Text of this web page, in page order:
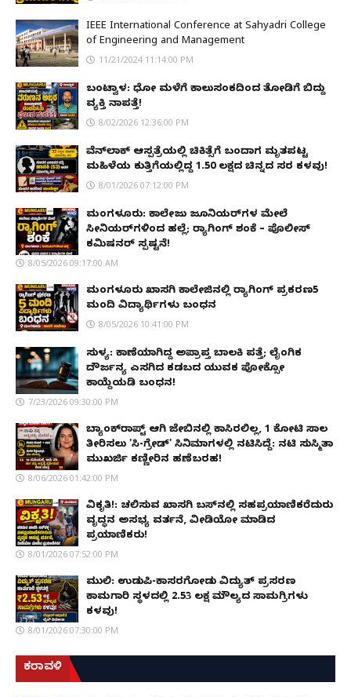
IEEE International Conference at Sahyadri College
of Engineering and Management
11/21/2024 11:14:00 PM
ಬಂಟ್ವಾಳ: ಧೋ ಮಳೆಗೆ ಕಾಲುಸಂಕದಿಂದ ತೋಡಿಗೆ ಬಿದ್ದು
ವ್ಯಕ್ತಿ ನಾಪತ್ತೆ!
8/02/2026 12:36:00 PM
ವೆನ್‌ಲಾಕ್ ಆಸ್ಪತ್ರೆಯಲ್ಲಿ ಚಿಕಿತ್ಸೆಗೆ ಬಂದಾಗ ಮೃತಪಟ್ಟ
ಮಹಿಳೆಯ ಕುತ್ತಿಗೆಯಲ್ಲಿದ್ದ ₹1.50 ಲಕ್ಷದ ಚಿನ್ನದ ಸರ ಕಳವು!
8/01/2026 07:12:00 PM
ಮಂಗಳೂರು: ಕಾಲೇಜು ಜೂನಿಯರ್‌ಗಳ ಮೇಲೆ
ಸೀನಿಯರ್‌ಗಳಿಂದ ಹಲ್ಲೆ; ರ‌್ಯಾಗಿಂಗ್ ಶಂಕೆ – ಪೊಲೀಸ್
ಕಮಿಷನರ್ ಸ್ಪಷ್ಟನೆ!
8/05/2026 09:17:00 AM
ಮಂಗಳೂರು ಖಾಸಗಿ ಕಾಲೇಜಿನಲ್ಲಿ ರ‌್ಯಾಗಿಂಗ್ ಪ್ರಕರಣ5
ಮಂದಿ ವಿದ್ಯಾರ್ಥಿಗಳು ಬಂಧನ
8/05/2026 10:41:00 PM
ಸುಳ್ಯ: ಕಾಣೆಯಾಗಿದ್ದ ಅಪ್ರಾಪ್ತ ಬಾಲಕಿ ಪತ್ತೆ; ಲೈಂಗಿಕ
ದೌರ್ಜನ್ಯ ಎಸಗಿದ ಕಡಬದ ಯುವಕ ಪೋಕ್ಸೋ
ಕಾಯ್ದೆಯಡಿ ಬಂಧನ!
7/23/2026 09:30:00 PM
ಬ್ಯಾಂಕ್‌ರಾಪ್ಟ್‌ ಆಗಿ ಜೇಬಿನಲ್ಲಿ ಕಾಸಿರಲಿಲ್ಲ, ₹1 ಕೋಟಿ ಸಾಲ
ತೀರಿಸಲು 'ಸಿ-ಗ್ರೇಡ್' ಸಿನಿಮಾಗಳಲ್ಲಿ ನಟಿಸಿದ್ದೆ: ನಟಿ ಸುಸ್ಮಿತಾ
ಮುಖರ್ಜಿ ಕಣ್ಣೀರಿನ ಹಣೆಬರಹ!
8/06/2026 01:42:00 PM
ವಿಕೃತಿ!: ಚಲಿಸುವ ಖಾಸಗಿ ಬಸ್‌ನಲ್ಲಿ ಸಹಪ್ರಯಾಣಿಕರೆದುರು
ವೃದ್ಧನ ಅಸಭ್ಯ ವರ್ತನೆ, ವೀಡಿಯೋ ಮಾಡಿದ
ಪ್ರಯಾಣಿಕರು!
8/01/2026 07:52:00 PM
ಮುಲ್ಕಿ: ಉಡುಪಿ-ಕಾಸರಗೋಡು ವಿದ್ಯುತ್ ಪ್ರಸರಣ
ಕಾಮಗಾರಿ ಸ್ಥಳದಲ್ಲಿ ₹2.53 ಲಕ್ಷ ಮೌಲ್ಯದ ಸಾಮಗ್ರಿಗಳು
ಕಳವು!
8/01/2026 07:30:00 PM
ಕರಾವಳಿ